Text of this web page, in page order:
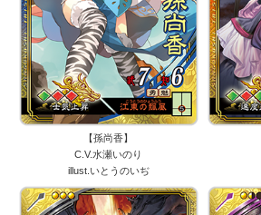
【孫尚香】
C.V.水瀬いのり
illust.いとうのいぢ